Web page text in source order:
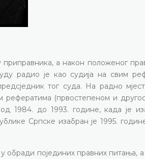
а након положеног
радио је као судија на свим
тог суда. На радно
рефератима (првостепеном и
1984. до 1993. године, када је
Српске изабран је 1995.
обради појединих правних питања,